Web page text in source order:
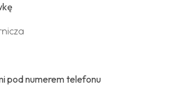
pod numerem telefonu